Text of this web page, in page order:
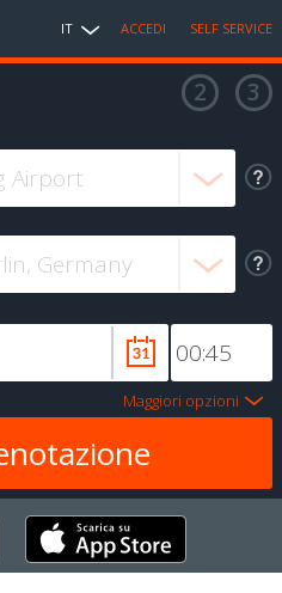
IT ACCEDI SELF SERVICE
Maggiori opzioni